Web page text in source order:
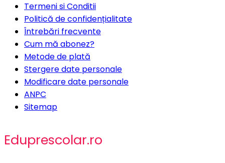
Termeni si Conditii
Politică de confidențialitate
Întrebări frecvente
Cum mă abonez?
Metode de plată
Stergere date personale
Modificare date personale
ANPC
Sitemap
Eduprescolar.ro